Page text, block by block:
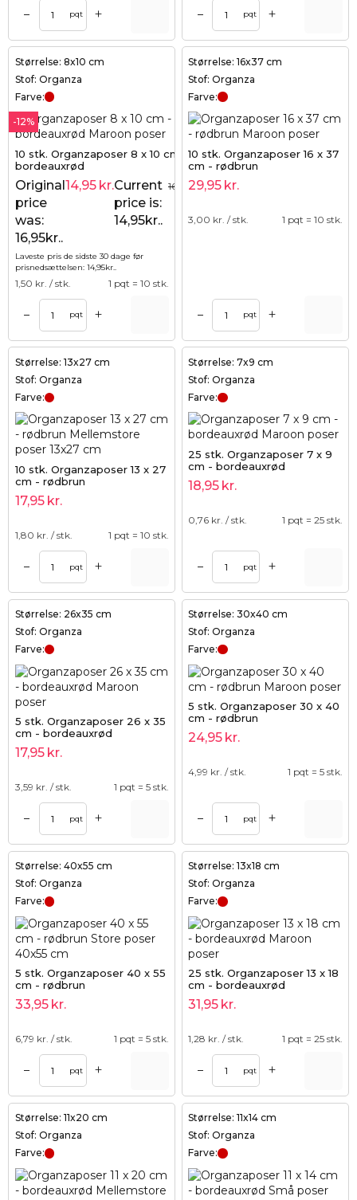
– pqt + – pqt +
Størrelse: 8x10 cm
Stof: Organza
Farve:
-12%
10 stk. Organzaposer 8 x 10 cm -
bordeauxrød
16,95 kr.
Original
price
was:
16,95kr..
14,95 kr.Current
price is:
14,95kr..
Laveste pris de sidste 30 dage før
prisnedsættelsen: 14,95kr..
1,50 kr. / stk. 1 pqt = 10 stk.
– pqt +
Størrelse: 16x37 cm
Stof: Organza
Farve:
10 stk. Organzaposer 16 x 37
cm - rødbrun
29,95 kr.
3,00 kr. / stk. 1 pqt = 10 stk.
– pqt +
Størrelse: 13x27 cm
Stof: Organza
Farve:
10 stk. Organzaposer 13 x 27
cm - rødbrun
17,95 kr.
1,80 kr. / stk. 1 pqt = 10 stk.
– pqt +
Størrelse: 7x9 cm
Stof: Organza
Farve:
25 stk. Organzaposer 7 x 9
cm - bordeauxrød
18,95 kr.
0,76 kr. / stk. 1 pqt = 25 stk.
– pqt +
Størrelse: 26x35 cm
Stof: Organza
Farve:
5 stk. Organzaposer 26 x 35
cm - bordeauxrød
17,95 kr.
3,59 kr. / stk. 1 pqt = 5 stk.
– pqt +
Størrelse: 30x40 cm
Stof: Organza
Farve:
5 stk. Organzaposer 30 x 40
cm - rødbrun
24,95 kr.
4,99 kr. / stk. 1 pqt = 5 stk.
– pqt +
Størrelse: 40x55 cm
Stof: Organza
Farve:
5 stk. Organzaposer 40 x 55
cm - rødbrun
33,95 kr.
6,79 kr. / stk. 1 pqt = 5 stk.
– pqt +
Størrelse: 13x18 cm
Stof: Organza
Farve:
25 stk. Organzaposer 13 x 18
cm - bordeauxrød
31,95 kr.
1,28 kr. / stk. 1 pqt = 25 stk.
– pqt +
Størrelse: 11x20 cm
Stof: Organza
Farve:
Størrelse: 11x14 cm
Stof: Organza
Farve: